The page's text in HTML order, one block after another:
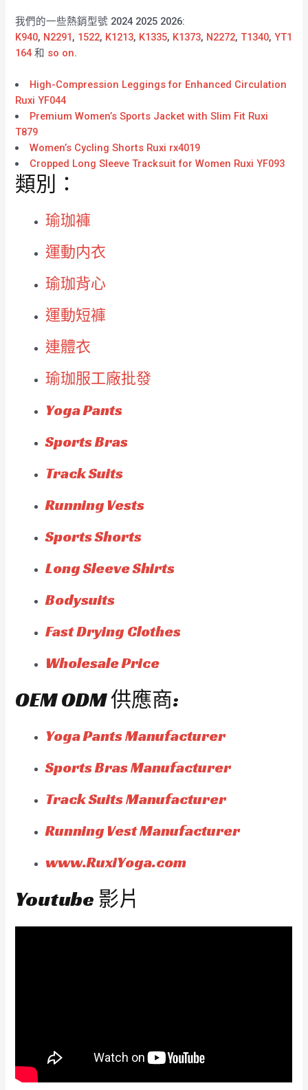
我們的一些熱銷型號 2024 2025 2026:
K940, N2291, 1522, K1213, K1335, K1373, N2272,T1340,YT1
164 和 so on.
High-Compression Leggings for Enhanced Circulation
Ruxi YF044
Premium Women’s Sports Jacket with Slim Fit Ruxi
T879
Women’s Cycling Shorts Ruxi rx4019
Cropped Long Sleeve Tracksuit for Women Ruxi YF093
類別：
瑜珈褲
運動内衣
瑜珈背心
運動短褲
連體衣
瑜珈服工廠批發
Yoga Pants
Sports Bras
Track Suits
Running Vests
Sports Shorts
Long Sleeve Shirts
Bodysuits
Fast Drying Clothes
Wholesale Price
OEM ODM 供應商:
Yoga Pants Manufacturer
Sports Bras Manufacturer
Track Suits Manufacturer
Running Vest Manufacturer
www.RuxiYoga.com
Youtube 影片